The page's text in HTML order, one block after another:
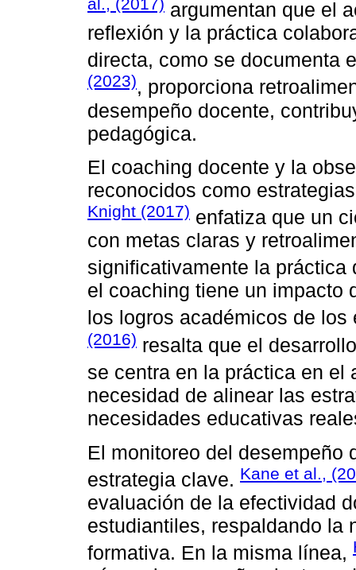
argumentan que el
reflexión y la práctica
directa, como se documenta
(2023), proporciona
desempeño docente,
pedagógica.
El coaching docente y la
reconocidos como
Knight (2017) enfatiza que un
con metas claras y
significativamente la
el coaching tiene un impacto
los logros académicos de
(2016) resalta que el
se centra en la práctica en el
necesidad de alinear las
necesidades educativas
El monitoreo del desempeño
estrategia clave. Kane et al.,
evaluación de la efectividad
estudiantiles, respaldando la
formativa. En la misma línea,